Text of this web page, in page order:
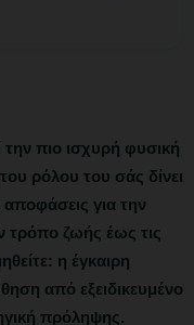
πιο ισχυρή φυσική
ρόλου του σάς δίνει
για την
τρόπο ζωής έως τις
η έγκαιρη
από εξειδικευμένο
πρόληψης.